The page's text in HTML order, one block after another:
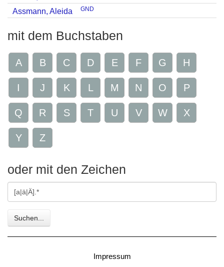
Assmann, Aleida GND
mit dem Buchstaben
A B C D E F G H
I J K L M N O P
Q R S T U V W X
Y Z
oder mit den Zeichen
Gesuchte
Zeichen
Suchen...
Impressum